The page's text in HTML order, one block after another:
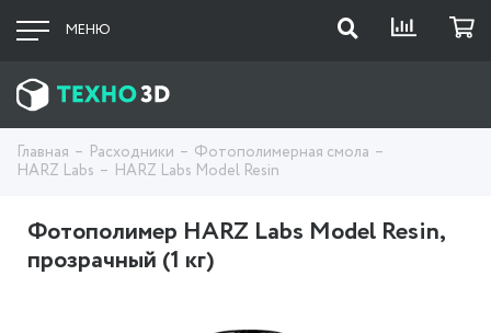
МЕНЮ
Главная Расходники
Фотополимерная смола
HARZ Labs
HARZ Labs Model Resin
Фотополимер HARZ Labs Model Resin,
прозрачный (1 кг)